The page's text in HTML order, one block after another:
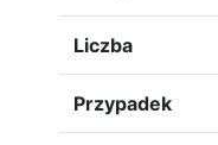
Liczba
Przypadek